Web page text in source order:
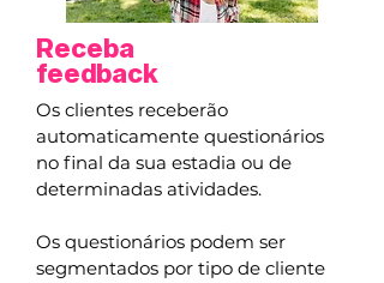
Receba
feedback
Os clientes receberão
automaticamente questionários
no final da sua estadia ou de
determinadas atividades.
Os questionários podem ser
segmentados por tipo de cliente